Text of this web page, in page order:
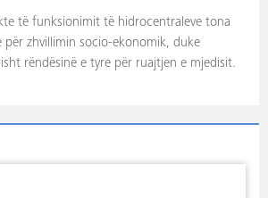
të funksionimit të hidrocentraleve tona
zhvillimin socio-ekonomik, duke
rëndësinë e tyre për ruajtjen e mjedisit.